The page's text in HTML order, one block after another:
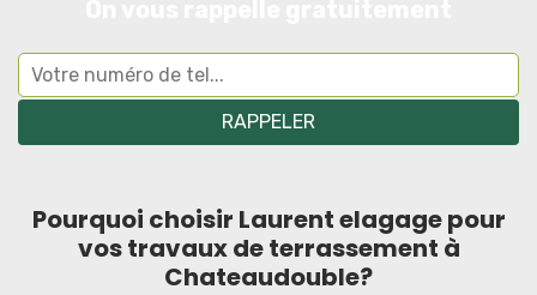
Pourquoi choisir Laurent elagage pour
vos travaux de terrassement à
Chateaudouble?